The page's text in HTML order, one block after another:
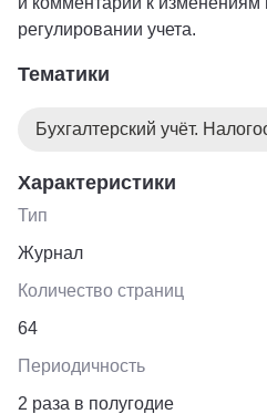
регулировании учета.
Тематики
Бухгалтерский учёт.
Характеристики
Тип
Журнал
Количество страниц
64
Периодичность
2 раза в полугодие